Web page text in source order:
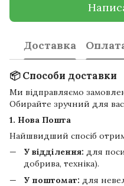
Доставка
📦 Способи доставки
Ми відправляємо
Обирайте зручний для вас
1. Нова Пошта
Найшвидший спосіб
У відділення: для
добрива, техніка).
У поштомат: для